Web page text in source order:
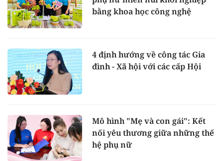
bằng khoa học công nghệ
4 định hướng về công tác Gia
đình - Xã hội với các cấp Hội
Mô hình "Mẹ và con gái": Kết
nối yêu thương giữa những thế
hệ phụ nữ